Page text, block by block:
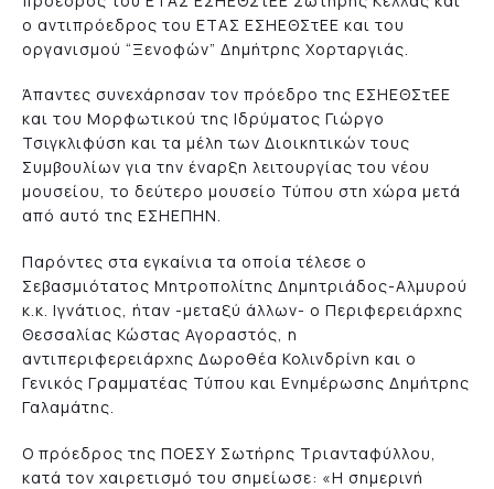
ο αντιπρόεδρος του ΕΤΑΣ ΕΣΗΕΘΣτEΕ και του
οργανισμού “Ξενοφών” Δημήτρης Χορταργιάς.
Άπαντες συνεχάρησαν τον πρόεδρο της ΕΣΗΕΘΣτEΕ
και του Μορφωτικού της Ιδρύματος Γιώργο
Τσιγκλιφύση και τα μέλη των Διοικητικών τους
Συμβουλίων για την έναρξη λειτουργίας του νέου
μουσείου, το δεύτερο μουσείο Τύπου στη χώρα μετά
από αυτό της ΕΣΗΕΠΗΝ.
Παρόντες στα εγκαίνια τα οποία τέλεσε ο
Σεβασμιότατος Μητροπολίτης Δημητριάδος-Αλμυρού
κ.κ. Ιγνάτιος, ήταν -μεταξύ άλλων- ο Περιφερειάρχης
Θεσσαλίας Κώστας Αγοραστός, η
αντιπεριφερειάρχης Δωροθέα Κολινδρίνη και ο
Γενικός Γραμματέας Τύπου και Ενημέρωσης Δημήτρης
Γαλαμάτης.
Ο πρόεδρος της ΠΟΕΣΥ Σωτήρης Τριανταφύλλου,
κατά τον χαιρετισμό του σημείωσε: «Η σημερινή